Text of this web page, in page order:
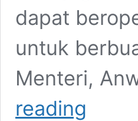
dapat
untuk
Menteri,
reading